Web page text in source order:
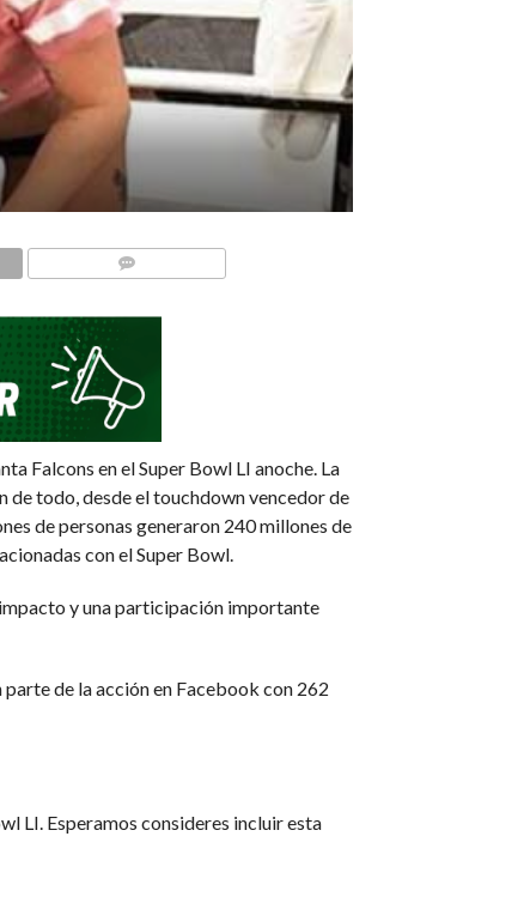
Falcons en el Super Bowl LI anoche. La
todo, desde el touchdown vencedor de
de personas generaron 240 millones de
con el Super Bowl.
y una participación importante
de la acción en Facebook con 262
LI. Esperamos consideres incluir esta